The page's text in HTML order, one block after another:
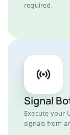
required.
Signal
Execute your
signals from